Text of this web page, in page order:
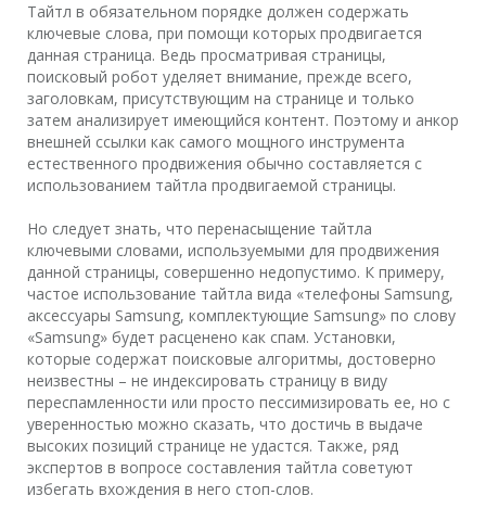
Тайтл в обязательном порядке должен содержать
ключевые слова, при помощи которых продвигается
данная страница. Ведь просматривая страницы,
поисковый робот уделяет внимание, прежде всего,
заголовкам, присутствующим на странице и только
затем анализирует имеющийся контент. Поэтому и анкор
внешней ссылки как самого мощного инструмента
естественного продвижения обычно составляется с
использованием тайтла продвигаемой страницы.
Но следует знать, что перенасыщение тайтла
ключевыми словами, используемыми для продвижения
данной страницы, совершенно недопустимо. К примеру,
частое использование тайтла вида «телефоны Samsung,
аксессуары Samsung, комплектующие Samsung» по слову
«Samsung» будет расценено как спам. Установки,
которые содержат поисковые алгоритмы, достоверно
неизвестны – не индексировать страницу в виду
переспамленности или просто пессимизировать ее, но с
уверенностью можно сказать, что достичь в выдаче
высоких позиций странице не удастся. Также, ряд
экспертов в вопросе составления тайтла советуют
избегать вхождения в него стоп-слов.